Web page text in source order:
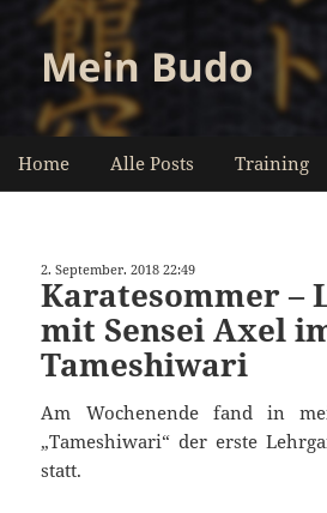
Mein Budo
Home Alle Posts Training
2. September. 2018 22:49
Karatesommer –
mit Sensei Axel
Tameshiwari
Am Wochenende fand in
„Tameshiwari“ der erste
statt.